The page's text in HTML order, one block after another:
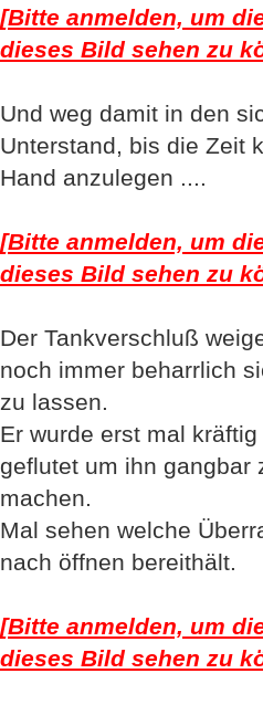
[Bitte anmelden, um
dieses Bild sehen zu
Und weg damit in den
Unterstand, bis die Zeit
Hand anzulegen ....
[Bitte anmelden, um
dieses Bild sehen zu
Der Tankverschluß
noch immer beharrlich
zu lassen.
Er wurde erst mal
geflutet um ihn gangbar
machen.
Mal sehen welche
nach öffnen bereithält.
[Bitte anmelden, um
dieses Bild sehen zu